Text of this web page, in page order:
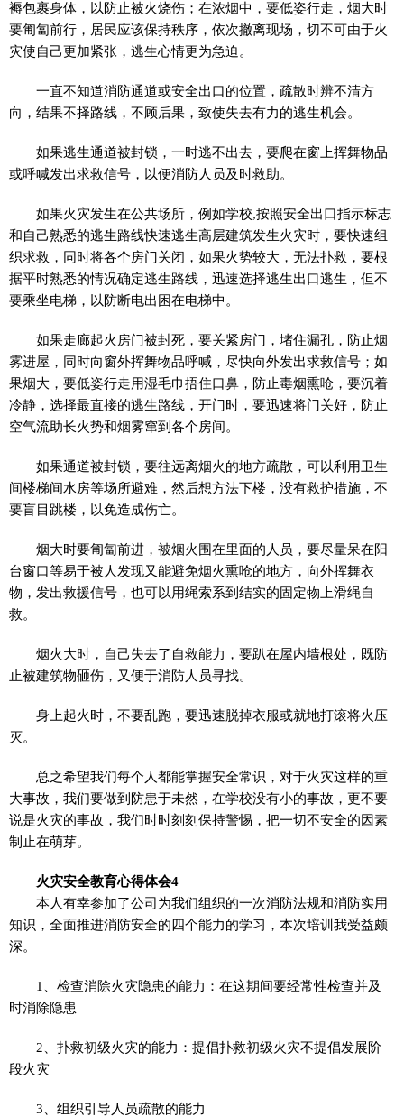
褥包裹身体，以防止被火烧伤；在浓烟中，要低姿行走，烟大时
要匍匐前行，居民应该保持秩序，依次撤离现场，切不可由于火
灾使自己更加紧张，逃生心情更为急迫。
一直不知道消防通道或安全出口的位置，疏散时辨不清方
向，结果不择路线，不顾后果，致使失去有力的逃生机会。
如果逃生通道被封锁，一时逃不出去，要爬在窗上挥舞物品
或呼喊发出求救信号，以便消防人员及时救助。
如果火灾发生在公共场所，例如学校,按照安全出口指示标志
和自己熟悉的逃生路线快速逃生高层建筑发生火灾时，要快速组
织求救，同时将各个房门关闭，如果火势较大，无法扑救，要根
据平时熟悉的情况确定逃生路线，迅速选择逃生出口逃生，但不
要乘坐电梯，以防断电出困在电梯中。
如果走廊起火房门被封死，要关紧房门，堵住漏孔，防止烟
雾进屋，同时向窗外挥舞物品呼喊，尽快向外发出求救信号；如
果烟大，要低姿行走用湿毛巾捂住口鼻，防止毒烟熏呛，要沉着
冷静，选择最直接的逃生路线，开门时，要迅速将门关好，防止
空气流助长火势和烟雾窜到各个房间。
如果通道被封锁，要往远离烟火的地方疏散，可以利用卫生
间楼梯间水房等场所避难，然后想方法下楼，没有救护措施，不
要盲目跳楼，以免造成伤亡。
烟大时要匍匐前进，被烟火围在里面的人员，要尽量呆在阳
台窗口等易于被人发现又能避免烟火熏呛的地方，向外挥舞衣
物，发出救援信号，也可以用绳索系到结实的固定物上滑绳自
救。
烟火大时，自己失去了自救能力，要趴在屋内墙根处，既防
止被建筑物砸伤，又便于消防人员寻找。
身上起火时，不要乱跑，要迅速脱掉衣服或就地打滚将火压
灭。
总之希望我们每个人都能掌握安全常识，对于火灾这样的重
大事故，我们要做到防患于未然，在学校没有小的事故，更不要
说是火灾的事故，我们时时刻刻保持警惕，把一切不安全的因素
制止在萌芽。
火灾安全教育心得体会4
本人有幸参加了公司为我们组织的一次消防法规和消防实用
知识，全面推进消防安全的四个能力的学习，本次培训我受益颇
深。
1、检查消除火灾隐患的能力：在这期间要经常性检查并及
时消除隐患
2、扑救初级火灾的能力：提倡扑救初级火灾不提倡发展阶
段火灾
3、组织引导人员疏散的能力